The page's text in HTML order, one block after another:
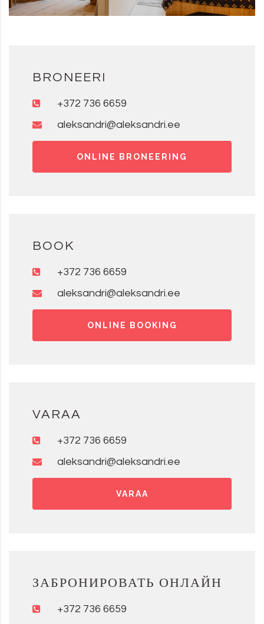
BRONEERI
+372 736 6659
aleksandri@aleksandri.ee
ONLINE BRONEERING
BOOK
+372 736 6659
aleksandri@aleksandri.ee
ONLINE BOOKING
VARAA
+372 736 6659
aleksandri@aleksandri.ee
VARAA
ЗАБРОНИРОВАТЬ ОНЛАЙН
+372 736 6659